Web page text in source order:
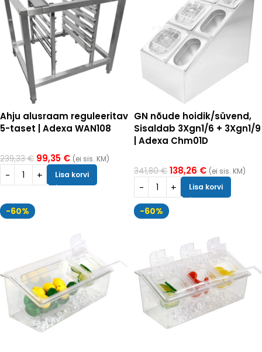
Ahju alusraam reguleeritav
5-taset | Adexa WAN108
239,33€ 99,35 € (ei sis. KM)
Lisa korvi
GN nõude hoidik/süvend,
Sisaldab 3Xgn1/6 + 3Xgn1/9
| Adexa Chm01D
341,80€ 138,26 € (ei sis. KM)
Lisa korvi
-60% -60%